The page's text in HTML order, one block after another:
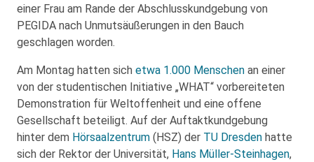
einer Frau am Rande der Abschlusskundgebung von
PEGIDA nach Unmutsäußerungen in den Bauch
geschlagen worden.
Am Montag hatten sich etwa 1.000 Menschen an einer
von der studentischen Initiative „WHAT“ vorbereiteten
Demonstration für Weltoffenheit und eine offene
Gesellschaft beteiligt. Auf der Auftaktkundgebung
hinter dem Hörsaalzentrum (HSZ) der TU Dresden hatte
sich der Rektor der Universität, Hans Müller-Steinhagen,